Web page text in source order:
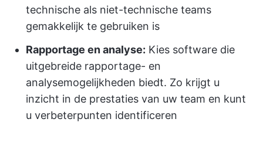
technische als niet-technische teams
gemakkelijk te gebruiken is
Rapportage en analyse: Kies software die
uitgebreide rapportage- en
analysemogelijkheden biedt. Zo krijgt u
inzicht in de prestaties van uw team en kunt
u verbeterpunten identificeren